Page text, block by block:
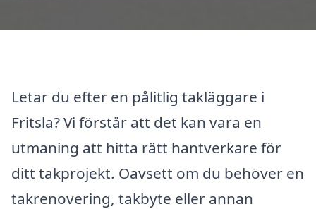
Letar du efter en pålitlig takläggare i
Fritsla? Vi förstår att det kan vara en
utmaning att hitta rätt hantverkare för
ditt takprojekt. Oavsett om du behöver en
takrenovering, takbyte eller annan